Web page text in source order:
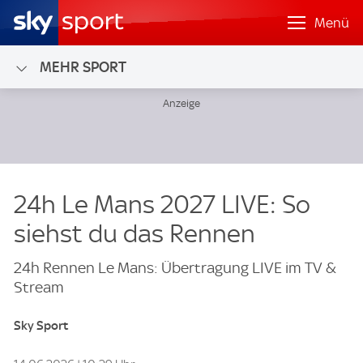
Menü
MEHR SPORT
24h Le Mans 2027 LIVE: So
siehst du das Rennen
24h Rennen Le Mans: Übertragung LIVE im TV &
Stream
Sky Sport